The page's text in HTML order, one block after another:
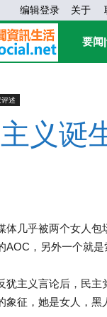
编辑登录 关于
社
要闻
述
义诞
体几乎被两个女人
AOC，另外一个就是
犹主义言论后，民
象征，她是女人，